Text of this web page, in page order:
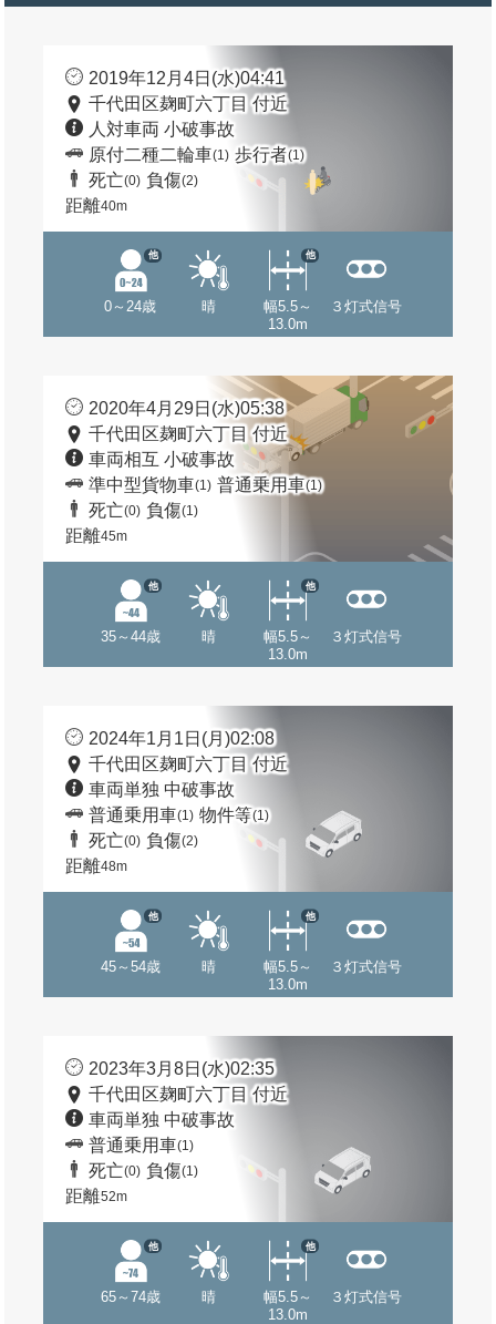
2019年12月4日(水)04:41
千代田区麹町六丁目 付近
人対車両 小破事故
原付二種二輪車(1) 歩行者(1)
死亡(0) 負傷(2)
距離40m
0～24歳
他
晴
幅5.5～
13.0m
他
３灯式信号
2020年4月29日(水)05:38
千代田区麹町六丁目 付近
車両相互 小破事故
準中型貨物車(1) 普通乗用車(1)
死亡(0) 負傷(1)
距離45m
35～44歳
他
晴
幅5.5～
13.0m
他
３灯式信号
2024年1月1日(月)02:08
千代田区麹町六丁目 付近
車両単独 中破事故
普通乗用車(1) 物件等(1)
死亡(0) 負傷(2)
距離48m
45～54歳
他
晴
幅5.5～
13.0m
他
３灯式信号
2023年3月8日(水)02:35
千代田区麹町六丁目 付近
車両単独 中破事故
普通乗用車(1)
死亡(0) 負傷(1)
距離52m
65～74歳
他
晴
幅5.5～
13.0m
他
３灯式信号